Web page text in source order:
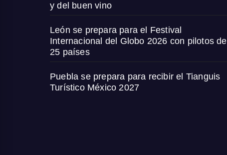
y del buen vino
León se prepara para el Festival
Internacional del Globo 2026 con pilotos de
25 países
Puebla se prepara para recibir el Tianguis
Turístico México 2027